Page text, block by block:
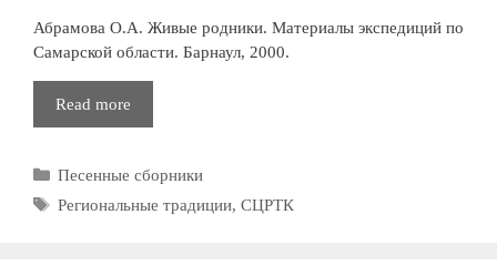
Абрамова О.А. Живые родники. Материалы экспедиций по
Самарской области. Барнаул, 2000.
Read more
родники
Рубрики
Песенные сборники
Метки
Региональные традиции, СЦРТК